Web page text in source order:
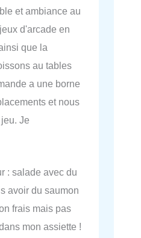
et ambiance au
d'arcade en
que la
au tables
a une borne
et nous
Je
: salade avec du
avoir du saumon
frais mais pas
mon assiette !